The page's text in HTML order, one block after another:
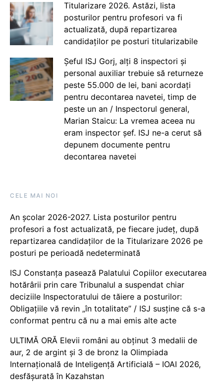
Titularizare 2026. Astăzi, lista
posturilor pentru profesori va fi
actualizată, după repartizarea
candidaților pe posturi titularizabile
Șeful ISJ Gorj, alți 8 inspectori și
personal auxiliar trebuie să returneze
peste 55.000 de lei, bani acordați
pentru decontarea navetei, timp de
peste un an / Inspectorul general,
Marian Staicu: La vremea aceea nu
eram inspector șef. ISJ ne-a cerut să
depunem documente pentru
decontarea navetei
CELE MAI NOI
An școlar 2026-2027. Lista posturilor pentru
profesori a fost actualizată, pe fiecare județ, după
repartizarea candidaților de la Titularizare 2026 pe
posturi pe perioadă nedeterminată
ISJ Constanța pasează Palatului Copiilor executarea
hotărârii prin care Tribunalul a suspendat chiar
deciziile Inspectoratului de tăiere a posturilor:
Obligațiile vă revin „în totalitate” / ISJ susține că s-a
conformat pentru că nu a mai emis alte acte
ULTIMĂ ORĂ Elevii români au obținut 3 medalii de
aur, 2 de argint și 3 de bronz la Olimpiada
Internațională de Inteligență Artificială – IOAI 2026,
desfășurată în Kazahstan